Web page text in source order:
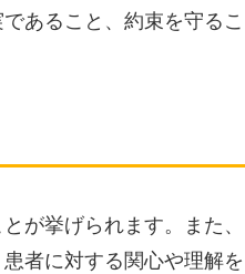
あること、約束を守るこ
が挙げられます。また、
者に対する関心や理解を